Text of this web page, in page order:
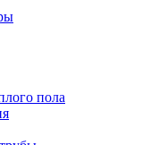
пола